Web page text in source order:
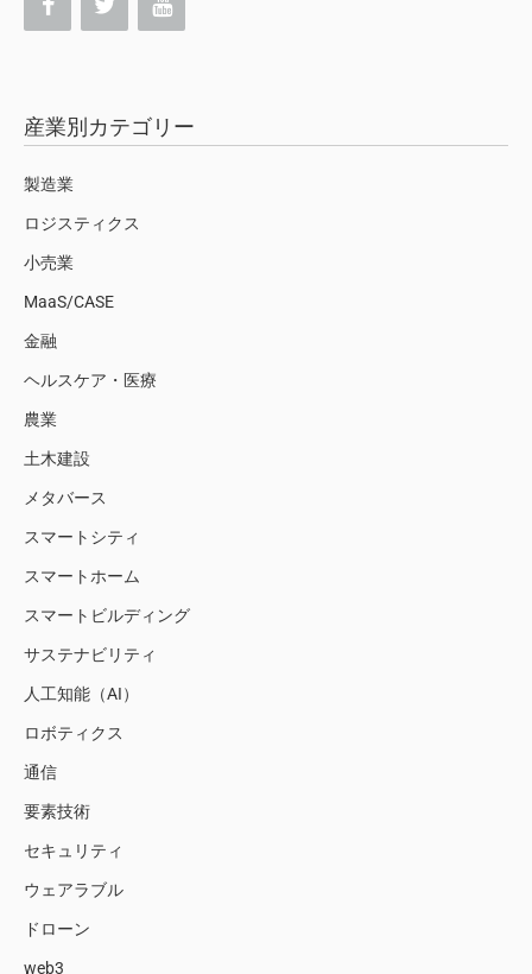
産業別カテゴリー
製造業
ロジスティクス
小売業
MaaS/CASE
金融
ヘルスケア・医療
農業
土木建設
メタバース
スマートシティ
スマートホーム
スマートビルディング
サステナビリティ
人工知能（AI）
ロボティクス
通信
要素技術
セキュリティ
ウェアラブル
ドローン
web3